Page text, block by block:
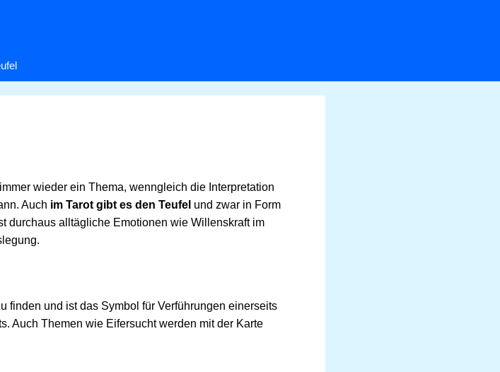
wieder ein Thema, wenngleich die Interpretation
Auch im Tarot gibt es den Teufel und zwar in Form
durchaus alltägliche Emotionen wie Willenskraft im
finden und ist das Symbol für Verführungen einerseits
Auch Themen wie Eifersucht werden mit der Karte